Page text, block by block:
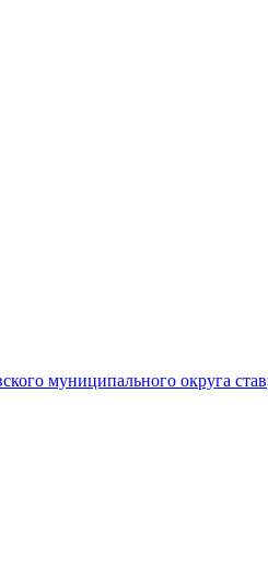
муниципального округа